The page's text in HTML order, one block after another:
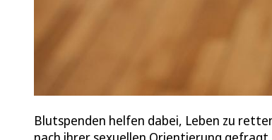
Blutspenden helfen dabei, Leben zu